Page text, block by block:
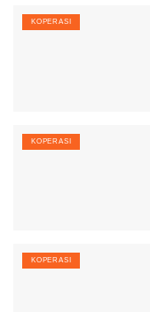
KOPERASI
KOPERASI
KOPERASI